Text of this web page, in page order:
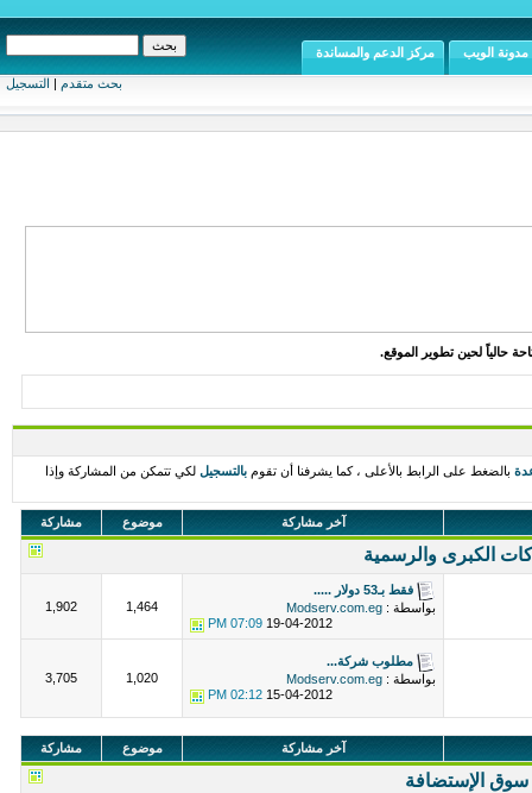
بحث متقدم | التسجيل
مدونة الويب مركز الدعم والمساندة
حالياً لحين تطوير الموقع.
بالضغط على الرابط بالأعلى ، كما يشرفنا أن تقوم بالتسجيل لكي تتمكن من المشاركة وإذا
آخر مشاركة موضوع مشاركة
الكبرى والرسمية
فقط بـ53 دولار .....
بواسطة : Modserv.com.eg
19-04-2012
07:09 PM
1,464
1,902
مطلوب شركة...
بواسطة : Modserv.com.eg
15-04-2012
02:12 PM
1,020
3,705
آخر مشاركة موضوع مشاركة
سوق الإستضافة